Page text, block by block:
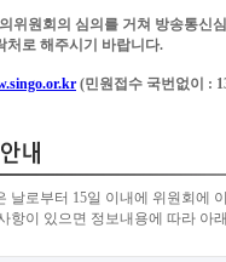
위원회의 심의를 거쳐 방송통신
처로 해주시기 바랍니다.
(민원접수 국번없이 :
날로부터 15일 이내에 위원회에
항이 있으면 정보내용에 따라 아